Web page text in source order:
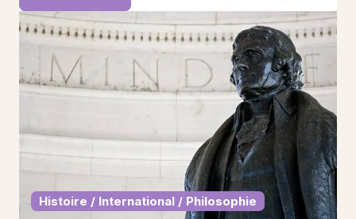
Histoire / International / Philosophie